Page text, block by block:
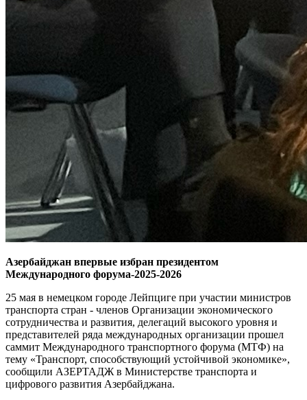
Азербайджан впервые избран президентом
Международного форума-2025-2026
25 мая в немецком городе Лейпциге при участии министров
транспорта стран - членов Организации экономического
сотрудничества и развития, делегаций высокого уровня и
представителей ряда международных организации прошел
саммит Международного транспортного форума (МТФ) на
тему «Транспорт, способствующий устойчивой экономике»,
сообщили АЗЕРТАДЖ в Министерстве транспорта и
цифрового развития Азербайджана.